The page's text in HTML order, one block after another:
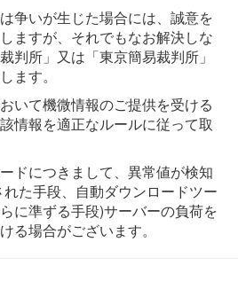
争いが生じた場合には、誠意を
ますが、それでもなお解決しな
判所」又は「東京簡易裁判所」
ます。
いて機微情報のご提供を受ける
情報を適正なルールに従って取
ドにつきまして、異常値が検知
た手段、自動ダウンロードツー
に準ずる手段)サーバーの負荷を
る場合がございます。